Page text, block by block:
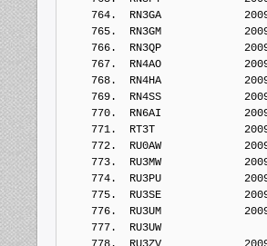
764.  RN3GA
765.  RN3GM
766.  RN3QP
767.  RN4AO
768.  RN4HA
769.  RN4SS
770.  RN6AI
771.  RT3T
772.  RU0AW
773.  RU3MW
774.  RU3PU
775.  RU3SE
776.  RU3UM
777.  RU3UW